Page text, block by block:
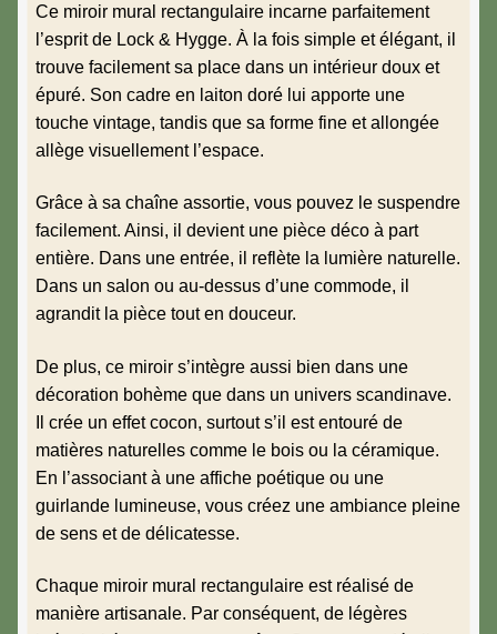
Ce miroir mural rectangulaire incarne parfaitement
l’esprit de Lock & Hygge. À la fois simple et élégant, il
trouve facilement sa place dans un intérieur doux et
épuré. Son cadre en laiton doré lui apporte une
touche vintage, tandis que sa forme fine et allongée
allège visuellement l’espace.
Grâce à sa chaîne assortie, vous pouvez le suspendre
facilement. Ainsi, il devient une pièce déco à part
entière. Dans une entrée, il reflète la lumière naturelle.
Dans un salon ou au-dessus d’une commode, il
agrandit la pièce tout en douceur.
De plus, ce miroir s’intègre aussi bien dans une
décoration bohème que dans un univers scandinave.
Il crée un effet cocon, surtout s’il est entouré de
matières naturelles comme le bois ou la céramique.
En l’associant à une affiche poétique ou une
guirlande lumineuse, vous créez une ambiance pleine
de sens et de délicatesse.
Chaque miroir mural rectangulaire est réalisé de
manière artisanale. Par conséquent, de légères